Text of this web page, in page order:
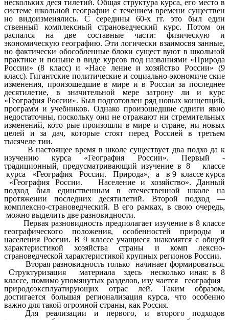
нескольких деся тилетий. Общая структура курса, его место в
системе школьной географии с течением времени существен
но видоизменялись. С середины 60-х гг. это был един
ственный комплексный страноведческий курс. Потом он
распался на две составные части: физическую и
экономическую географию. Эти логически взаимосвя занные,
но фактически обособленные блоки сущест вуют в школьной
практике и поныне в виде курсов под названиями «Природа
России» (8 класс) и «Насе ление и хозяйство России» (9
класс). Гигантские политические и социально-экономиче ские
изменения, произошедшие в мире и в России за последнее
десятилетие, в значительной мере затрону ли и курс
«География России». Был подготовлен ряд новых концепций,
программ и учебников. Однако произошедшие сдвиги явно
недостаточны, поскольку они не отражают ни стремительных
изменений, кото рые произошли в мире и стране, ни новых
целей и за дач, которые стоят перед Россией в третьем
тысячеле тии.
В настоящее время в школе существует два подхо да к
изучению курса «География России». Первый -
традиционный, предусматривающий изучение в 8 классе
курса «География России. Природа», а в 9 классе курса
«География России. Население и хозяйство». Данный
подход был единственным в отечественной школе на
протяжении последних десятилетий. Второй подход —
комплексно-страноведческий. В его рамках, в свою очередь,
можно выделить две разновидности.
Первая разновидность предполагает изучение в 8 классе
географического положения, особенностей природы и
населения России. В 9 классе учащиеся знакомятся с общей
характеристикой хозяйства страны и комп лексно-
страноведческой характеристикой крупных регионов России.
Вторая разновидность только начинает формироваться.
Структуризация материала здесь несколько иная: в 8
классе, помимо упомянутых разделов, изу чается география
природоэксплуатирующих отрас лей. Таким образом,
достигается большая регионализация курса, что особенно
важно для такой огромной страны, как Россия.
Для реализации и первого, и второго подходов